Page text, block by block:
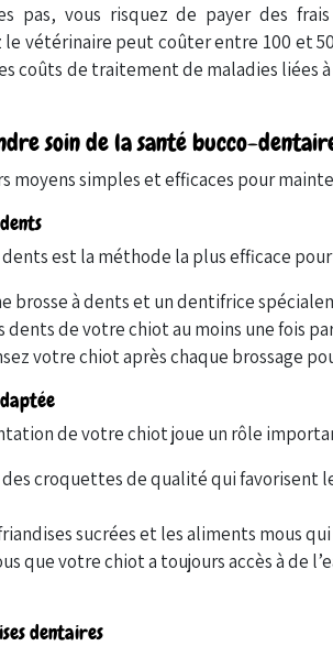
pas, vous risquez de payer des
vétérinaire peut coûter entre 100 et
coûts de traitement de maladies liées
soin de la santé bucco-
moyens simples et efficaces pour
dents est la méthode la plus efficace
brosse à dents et un dentifrice
dents de votre chiot au moins une fois
votre chiot après chaque brossage
de votre chiot joue un rôle
des croquettes de qualité qui favorisent
sucrées et les aliments mous
que votre chiot a toujours accès à de
dentaires